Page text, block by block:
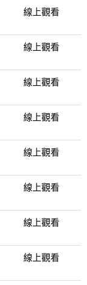
線上觀看
線上觀看
線上觀看
線上觀看
線上觀看
線上觀看
線上觀看
線上觀看